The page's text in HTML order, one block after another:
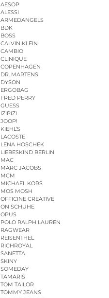
AESOP
ALESSI
ARMEDANGELS
BDK
BOSS
CALVIN KLEIN
CAMBIO
CLINIQUE
COPENHAGEN
DR. MARTENS
DYSON
ERGOBAG
FRED PERRY
GUESS
IZIPIZI
JOOP!
KIEHL’S
LACOSTE
LENA HOSCHEK
LIEBESKIND BERLIN
MAC
MARC JACOBS
MCM
MICHAEL KORS
MOS MOSH
OFFICINE CREATIVE
ON SCHUHE
OPUS
POLO RALPH LAUREN
RAGWEAR
REISENTHEL
RICHROYAL
SANETTA
SKINY
SOMEDAY
TAMARIS
TOM TAILOR
TOMMY JEANS